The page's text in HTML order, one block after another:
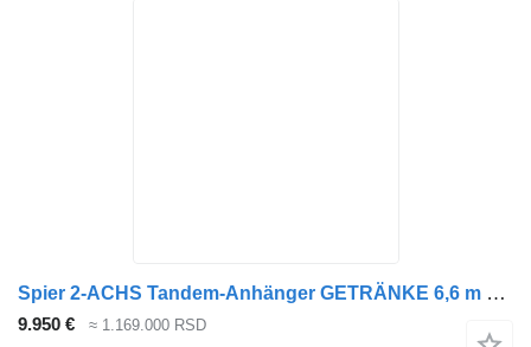
Spier 2-ACHS Tandem-Anhänger GETRÄNKE 6,6 m LBW 2 to
9.950 € ≈ 1.169.000 RSD